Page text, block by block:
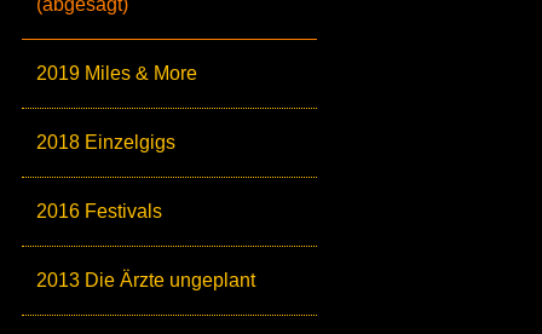
(abgesagt)
2019 Miles & More
2018 Einzelgigs
2016 Festivals
2013 Die Ärzte ungeplant